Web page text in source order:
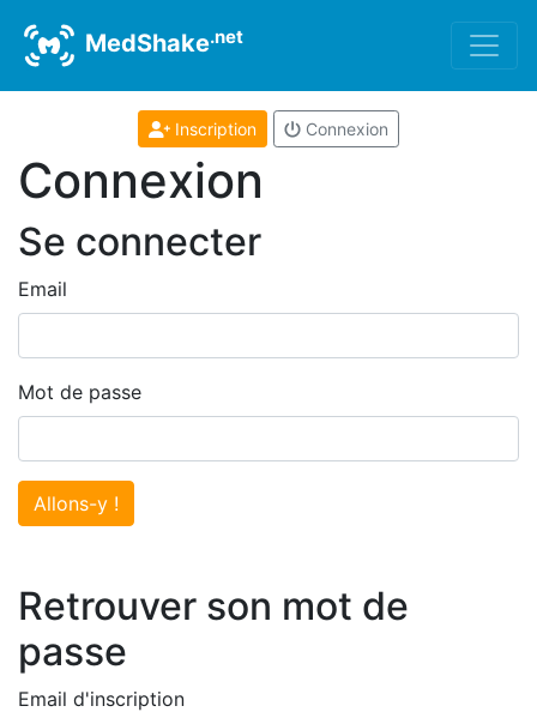
MedShake.net
Inscription Connexion
Connexion
Se connecter
Email
Mot de passe
Allons-y !
Retrouver son mot de
passe
Email d'inscription